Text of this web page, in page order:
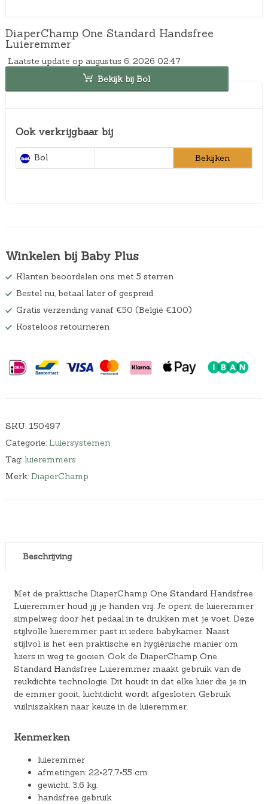
DiaperChamp One Standard Handsfree
Luieremmer
Laatste update op augustus 6, 2026 02:47
Bekijk bij Bol
Ook verkrijgbaar bij
Bol Bekijken
Winkelen bij Baby Plus
Klanten beoordelen ons met 5 sterren
Bestel nu, betaal later of gespreid
Gratis verzending vanaf €50 (België €100)
Kosteloos retourneren
SKU: 150497
Categorie: Luiersystemen
Tag: luieremmers
Merk: DiaperChamp
Beschrijving
Met de praktische DiaperChamp One Standard Handsfree
Luieremmer houd jij je handen vrij. Je opent de luieremmer
simpelweg door het pedaal in te drukken met je voet. Deze
stijlvolle luieremmer past in iedere babykamer. Naast
stijlvol, is het een praktische en hygiënische manier om
luiers in weg te gooien. Ook de DiaperChamp One
Standard Handsfree Luieremmer maakt gebruik van de
reukdichte technologie. Dit houdt in dat elke luier die je in
de emmer gooit, luchtdicht wordt afgesloten. Gebruik
vuilniszakken naar keuze in de luieremmer.
Kenmerken
luieremmer
afmetingen: 22×27,7×55 cm.
gewicht: 3,6 kg.
handsfree gebruik